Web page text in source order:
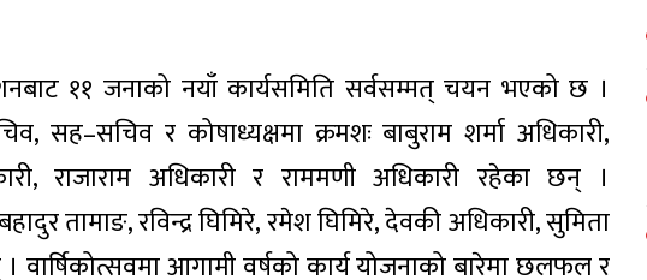
११ जनाको नयाँ कार्यसमिति सर्वसम्मत् चयन भएको छ ।
सह–सचिव र कोषाध्यक्षमा क्रमशः बाबुराम शर्मा अधिकारी,
राजाराम अधिकारी र राममणी अधिकारी रहेका छन् ।
तामाङ, रविन्द्र घिमिरे, रमेश घिमिरे, देवकी अधिकारी, सुमिता
वार्षिकोत्सवमा आगामी वर्षको कार्य योजनाको बारेमा छलफल र